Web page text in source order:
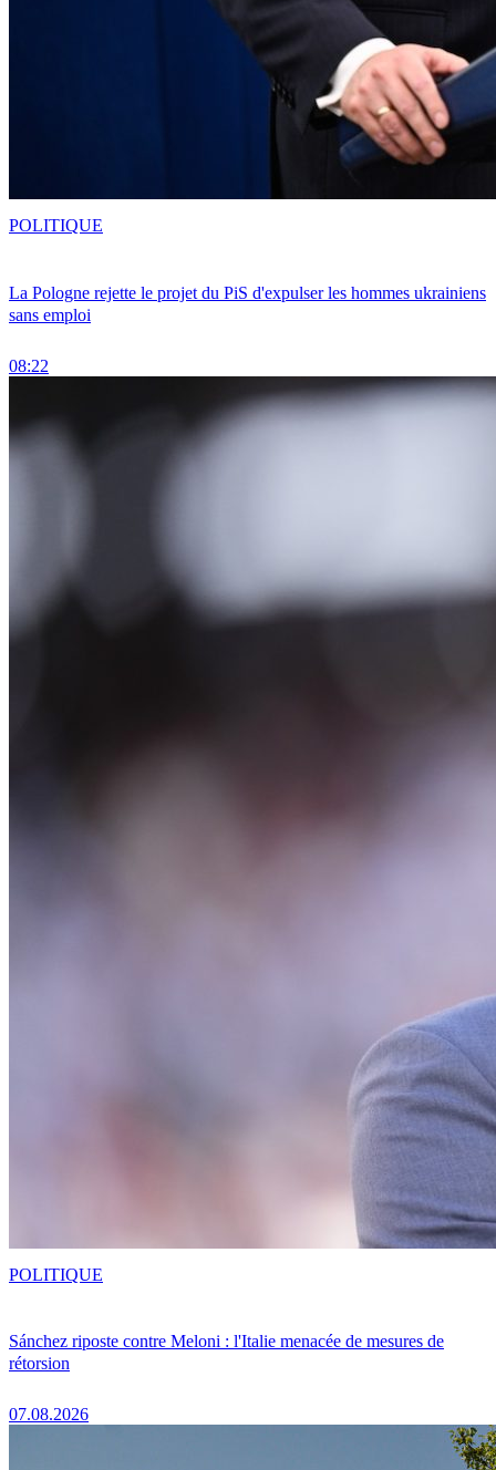
La Pologne rejette le projet du PiS d'expulser les hommes ukrainiens
sans emploi
08:22
POLITIQUE
Sánchez riposte contre Meloni : l'Italie menacée de mesures de
rétorsion
07.08.2026
POLITIQUE